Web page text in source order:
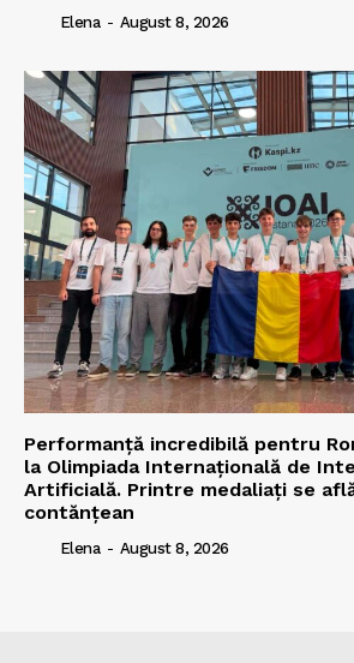
Elena - August 8, 2026
Performanță incredibilă pentru
la Olimpiada Internațională de
Artificială. Printre medaliați se
contănțean
Elena - August 8, 2026